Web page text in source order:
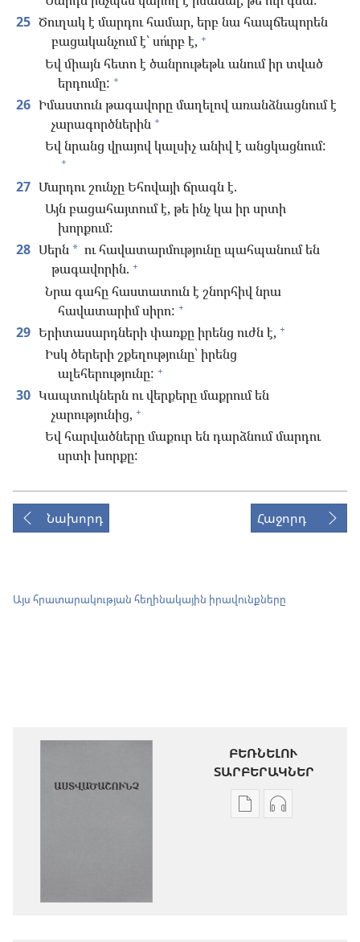
25 Ծուղակ է մարդու համար, երբ նա հապճեպորեն
բացականչում է՝ սո՛ւրբ է, +
Եվ միայն հետո է ծանրութեթև անում իր տված
երդումը: +
26 Իմաստուն թագավորը մաղելով առանձնացնում է
չարագործներին +
Եվ նրանց վրայով կալսիչ անիվ է անցկացնում:
+
27 Մարդու շունչը Եհովայի ճրագն է.
Այն բացահայտում է, թե ինչ կա իր սրտի
խորքում:
28 Սերն * ու հավատարմությունը պահպանում են
թագավորին. +
Նրա գահը հաստատուն է շնորհիվ նրա
հավատարիմ սիրո: +
29 Երիտասարդների փառքը իրենց ուժն է, +
Իսկ ծերերի շքեղությունը՝ իրենց
ալեհերությունը: +
30 Կապտուկներն ու վերքերը մաքրում են
չարությունից, +
Եվ հարվածները մաքուր են դարձնում մարդու
սրտի խորքը:
Նախորդ Հաջորդ
Այս հրատարակության հեղինակային իրավունքները
ԲԵՌՆԵԼՈՒ
ՏԱՐԲԵՐԱԿՆԵՐ
Թվային